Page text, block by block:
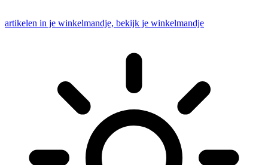
artikelen in je winkelmandje, bekijk je winkelmandje